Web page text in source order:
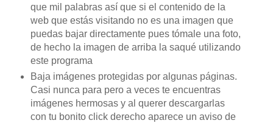
que mil palabras así que si el contenido de la
web que estás visitando no es una imagen que
puedas bajar directamente pues tómale una foto,
de hecho la imagen de arriba la saqué utilizando
este programa
Baja imágenes protegidas por algunas páginas.
Casi nunca para pero a veces te encuentras
imágenes hermosas y al querer descargarlas
con tu bonito click derecho aparece un aviso de